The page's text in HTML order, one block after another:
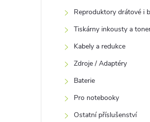
Reproduktory drátové i
Tiskárny inkousty a
Kabely a redukce
Zdroje / Adaptéry
Baterie
Pro notebooky
Ostatní příslušenství